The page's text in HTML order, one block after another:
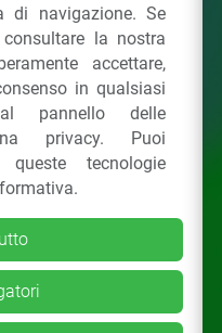
Milano (MI)
Policy &Cookie
di navigazione. Se
la nostra
accettare,
in qualsiasi
pannello delle
privacy. Puoi
tecnologie